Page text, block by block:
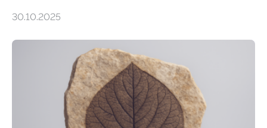
erfüllen können, müssen zahlreiche Enzyme präzise in
der Ruhr-Universität Bochum um Prof. Dr. Ralf Erdmann
und Dr. Ismaila Francis Yusuf hat nun einen bislang
unbekannten Qualitätskontrollmechanismus des
peroxisomalen Proteintransports in der Bäckerhefe
Saccharomyces cerevisiae entdeckt, der für die
Funktionsfähigkeit der Organellen entscheidend ist. Die
30.10.2025